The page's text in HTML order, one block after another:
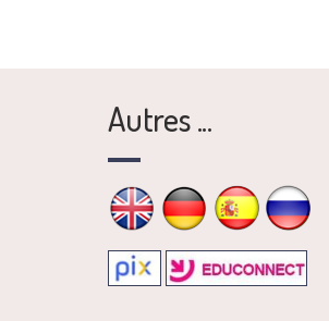
Autres ...